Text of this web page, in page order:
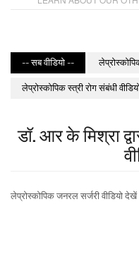
-- सब वीडियो --
लेप्रोस्कोपिक स्त्री रोग संबंधी
डॉ. आर के मिश्रा
लेप्रोस्कोपिक जनरल सर्जरी वीडियो